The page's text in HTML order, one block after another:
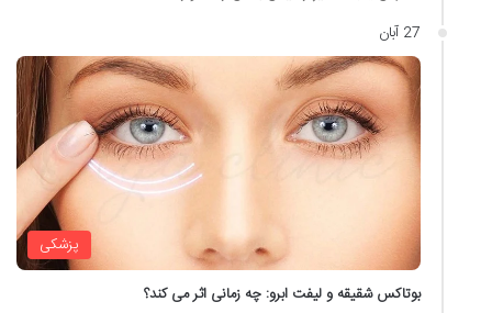
27 آبان
پزشکی
بوتاکس شقیقه و لیفت ابرو: چه زمانی اثر می کند؟